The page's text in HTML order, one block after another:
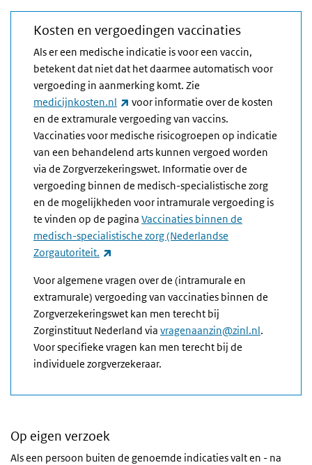
Kosten en vergoedingen vaccinaties
Als er een medische indicatie is voor een vaccin,
betekent dat niet dat het daarmee automatisch voor
vergoeding in aanmerking komt. Zie
medicijnkosten.nl
(externe link)
voor informatie over de kosten
en de extramurale vergoeding van vaccins.
Vaccinaties voor medische risicogroepen op indicatie
van een behandelend arts kunnen vergoed worden
via de Zorgverzekeringswet. Informatie over de
vergoeding binnen de medisch-specialistische zorg
en de mogelijkheden voor intramurale vergoeding is
te vinden op de pagina Vaccinaties binnen de
medisch-specialistische zorg (Nederlandse
Zorgautoriteit.
Voor algemene vragen over de (intramurale en
extramurale) vergoeding van vaccinaties binnen de
Zorgverzekeringswet kan men terecht bij
Zorginstituut Nederland via vragenaanzin@zinl.nl.
Voor specifieke vragen kan men terecht bij de
individuele zorgverzekeraar.
Op eigen verzoek
Als een persoon buiten de genoemde indicaties valt en - na